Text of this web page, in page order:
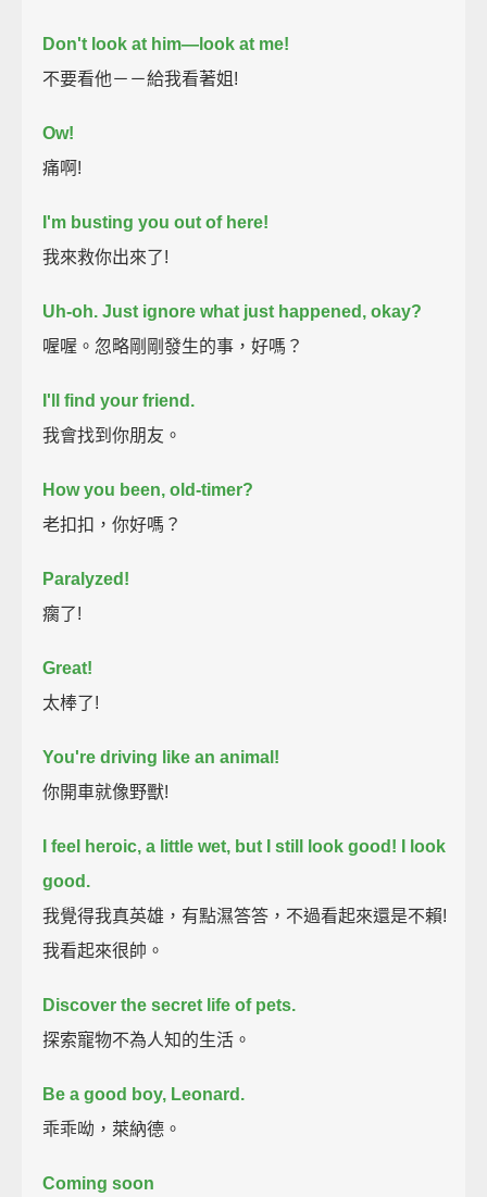
Don't look at him—look at me!
不要看他－－給我看著姐!
Ow!
痛啊!
I'm busting you out of here!
我來救你出來了!
Uh-oh. Just ignore what just happened, okay?
喔喔。忽略剛剛發生的事，好嗎？
I'll find your friend.
我會找到你朋友。
How you been, old-timer?
老扣扣，你好嗎？
Paralyzed!
瘸了!
Great!
太棒了!
You're driving like an animal!
你開車就像野獸!
I feel heroic, a little wet, but I still look good!
I look
good.
我覺得我真英雄，有點濕答答，不過看起來還是不賴!
我看起來很帥。
Discover the secret life of pets.
探索寵物不為人知的生活。
Be a good boy, Leonard.
乖乖呦，萊納德。
Coming soon